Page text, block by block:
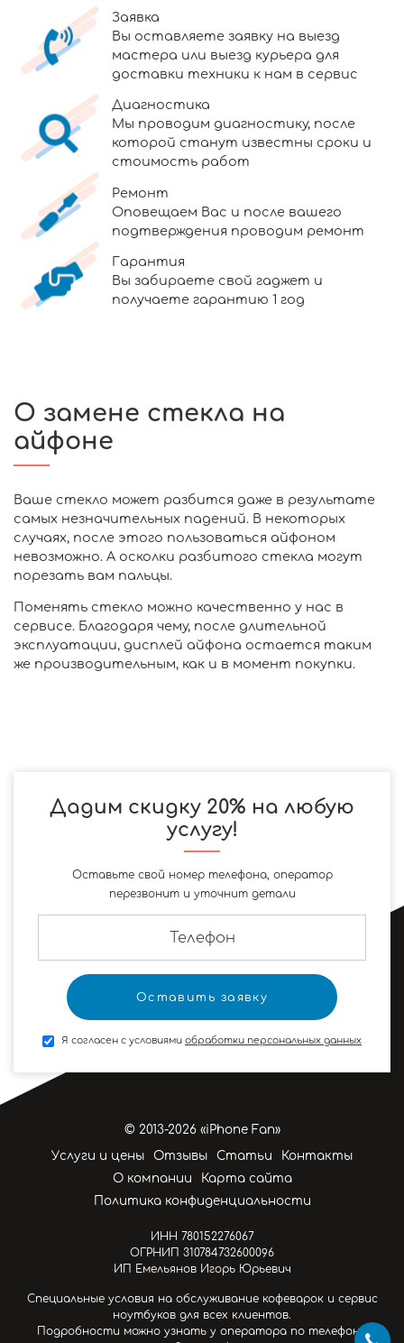
Заявка
Вы оставляете заявку на выезд
мастера или выезд курьера для
доставки техники к нам в сервис
Диагностика
Мы проводим диагностику, после
которой станут известны сроки и
стоимость работ
Ремонт
Оповещаем Вас и после вашего
подтверждения проводим ремонт
Гарантия
Вы забираете свой гаджет и
получаете гарантию 1 год
О замене стекла на
айфоне
Ваше стекло может разбится даже в результате
самых незначительных падений. В некоторых
случаях, после этого пользоваться айфоном
невозможно. А осколки разбитого стекла могут
порезать вам пальцы.
Поменять стекло можно качественно у нас в
сервисе. Благодаря чему, после длительной
эксплуатации, дисплей айфона остается таким
же производительным, как и в момент покупки.
Дадим скидку 20% на любую
услугу!
Оставьте свой номер телефона, оператор
перезвонит и уточнит детали
Я согласен с условиями обработки персональных данных
© 2013-2026 «iPhone Fan»
Услуги и цены
Отзывы Статьи
Контакты
О компании
Карта сайта
Политика конфиденциальности
ИНН 780152276067
ОГРНИП 310784732600096
ИП Емельянов Игорь Юрьевич
Специальные условия на обслуживание кофеварок и сервис
ноутбуков для всех клиентов.
Подробности можно узнать у оператора по телефону.